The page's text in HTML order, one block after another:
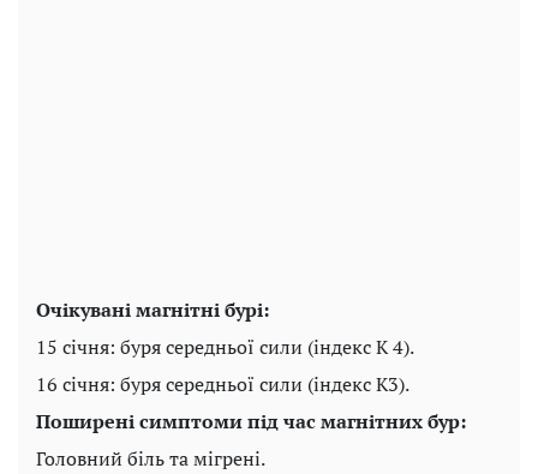
Очікувані магнітні бурі:
15 січня: буря середньої сили (індекс K 4).
16 січня: буря середньої сили (індекс K3).
Поширені симптоми під час магнітних бур:
Головний біль та мігрені.